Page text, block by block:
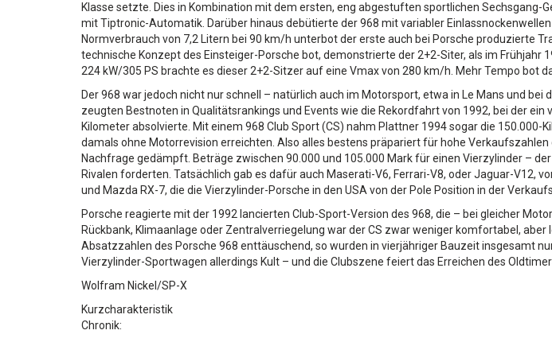
Klasse setzte. Dies in Kombination mit dem ersten, eng abgestuften sportlichen
mit Tiptronic-Automatik. Darüber hinaus debütierte der 968 mit variabler
Normverbrauch von 7,2 Litern bei 90 km/h unterbot der erste auch bei Porsche produzierte
technische Konzept des Einsteiger-Porsche bot, demonstrierte der 2+2-Siter, als im
224 kW/305 PS brachte es dieser 2+2-Sitzer auf eine Vmax von 280 km/h. Mehr Tempo bot
Der 968 war jedoch nicht nur schnell – natürlich auch im Motorsport, etwa in Le Mans und
zeugten Bestnoten in Qualitätsrankings und Events wie die Rekordfahrt von 1992, bei der
Kilometer absolvierte. Mit einem 968 Club Sport (CS) nahm Plattner 1994 sogar die
damals ohne Motorrevision erreichten. Also alles bestens präpariert für hohe
Nachfrage gedämpft. Beträge zwischen 90.000 und 105.000 Mark für einen Vierzylinder –
Rivalen forderten. Tatsächlich gab es dafür auch Maserati-V6, Ferrari-V8, oder Jaguar-V12,
und Mazda RX-7, die die Vierzylinder-Porsche in den USA von der Pole Position in der
Porsche reagierte mit der 1992 lancierten Club-Sport-Version des 968, die – bei gleicher
Rückbank, Klimaanlage oder Zentralverriegelung war der CS zwar weniger komfortabel,
Absatzzahlen des Porsche 968 enttäuschend, so wurden in vierjähriger Bauzeit insgesamt
Vierzylinder-Sportwagen allerdings Kult – und die Clubszene feiert das Erreichen des
Wolfram Nickel/SP-X
Kurzcharakteristik
Chronik: